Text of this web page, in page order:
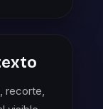
recorte,